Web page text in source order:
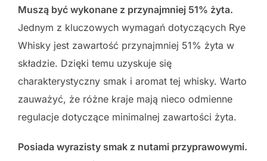
Muszą być wykonane z przynajmniej 51% żyta.
Jednym z kluczowych wymagań dotyczących Rye
Whisky jest zawartość przynajmniej 51% żyta w
składzie. Dzięki temu uzyskuje się
charakterystyczny smak i aromat tej whisky. Warto
zauważyć, że różne kraje mają nieco odmienne
regulacje dotyczące minimalnej zawartości żyta.
Posiada wyrazisty smak z nutami przyprawowymi.